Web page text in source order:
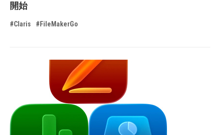
開始
#Claris #FileMakerGo